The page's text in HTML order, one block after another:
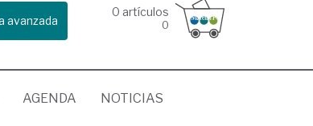
avanzada
0 artículos
0
AGENDA NOTICIAS